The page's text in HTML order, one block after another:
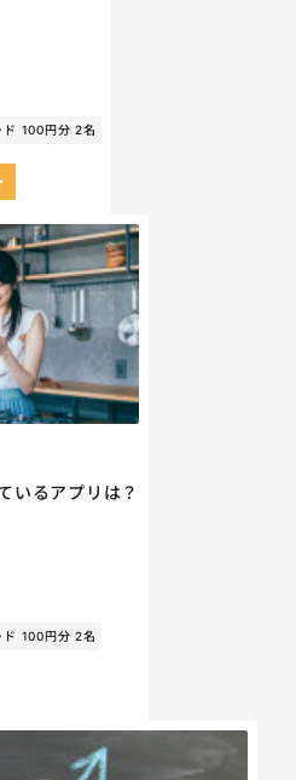
100円分 2名
いるアプリは？
100円分 2名